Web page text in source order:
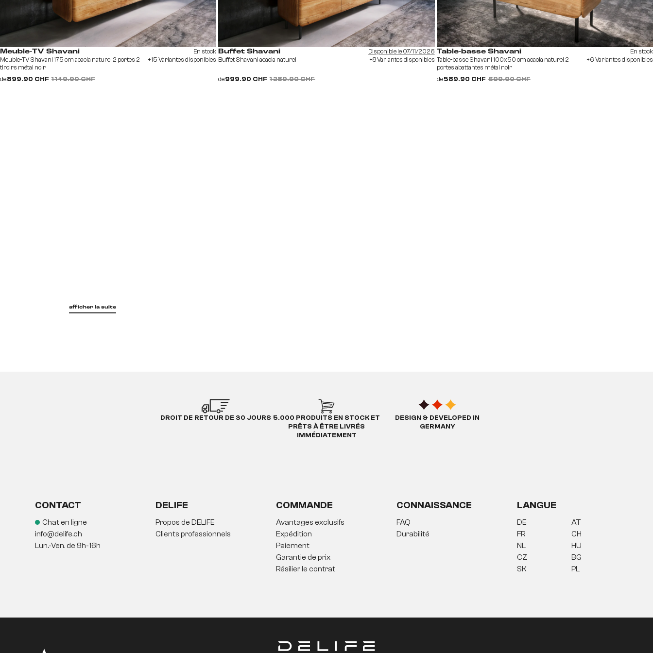
Meuble-TV Shavani
Meuble-TV Shavani 175 cm acacia naturel 2 portes 2
tiroirs métal noir
de899.90 CHF 1 149.90 CHF
En stock
+15 Variantes disponibles
Buffet Shavani
Buffet Shavani acacia naturel
de999.90 CHF 1 289.90 CHF
Disponible le 07/11/2026
+8 Variantes disponibles
Table-basse Shavani
Table-basse Shavani 100x50 cm acacia naturel 2
portes abattantes métal noir
de589.90 CHF 699.90 CHF
En stock
+6 Variantes disponibles
afficher la suite
DROIT DE RETOUR DE 30 JOURS 5.000 PRODUITS EN STOCK ET
PRÊTS À ÊTRE LIVRÉS
IMMÉDIATEMENT
DESIGN & DEVELOPED IN
GERMANY
CONTACT
Chat en ligne
info@delife.ch
Lun.-Ven. de 9h-16h
DELIFE
Propos de DELIFE
Clients professionnels
COMMANDE
Avantages exclusifs
Expédition
Paiement
Garantie de prix
Résilier le contrat
CONNAISSANCE
FAQ
Durabilité
LANGUE
DE
FR
NL
CZ
SK
AT
CH
HU
BG
PL